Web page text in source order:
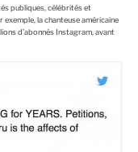
publiques, célébrités et
la chanteuse américaine
d’abonnés Instagram, avant